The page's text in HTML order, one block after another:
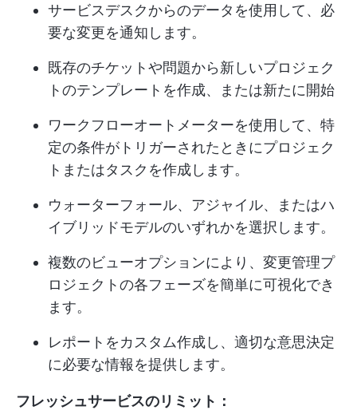
サービスデスクからのデータを使用して、必
要な変更を通知します。
既存のチケットや問題から新しいプロジェク
トのテンプレートを作成、または新たに開始
ワークフローオートメーターを使用して、特
定の条件がトリガーされたときにプロジェク
トまたはタスクを作成します。
ウォーターフォール、アジャイル、またはハ
イブリッドモデルのいずれかを選択します。
複数のビューオプションにより、変更管理プ
ロジェクトの各フェーズを簡単に可視化でき
ます。
レポートをカスタム作成し、適切な意思決定
に必要な情報を提供します。
フレッシュサービスのリミット：